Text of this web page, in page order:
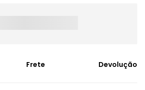
Frete Devolução